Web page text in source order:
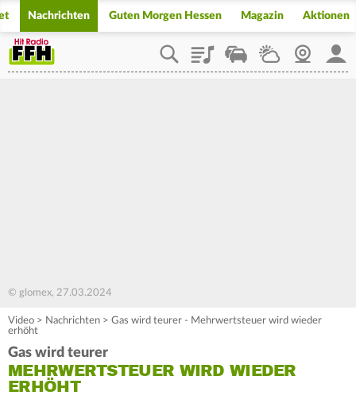
Nachrichten Guten Morgen Hessen Magazin Aktionen
PlaylistStaupilotWetterWebcam
© glomex, 27.03.2024
Video > Nachrichten > Gas wird teurer - Mehrwertsteuer wird wieder
erhöht
Gas wird teurer
MEHRWERTSTEUER WIRD WIEDER
ERHÖHT